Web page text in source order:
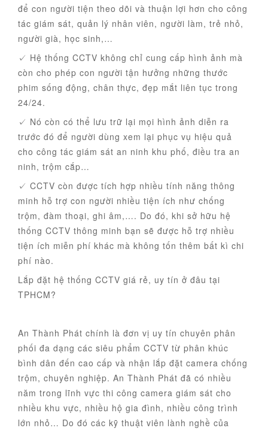
để con người tiện theo dõi và thuận lợi hơn cho công
tác giám sát, quản lý nhân viên, người làm, trẻ nhỏ,
người già, học sinh,…
✓ Hệ thống CCTV không chỉ cung cấp hình ảnh mà
còn cho phép con người tận hưởng những thước
phim sống động, chân thực, đẹp mắt liên tục trong
24/24.
✓ Nó còn có thể lưu trữ lại mọi hình ảnh diễn ra
trước đó để người dùng xem lại phục vụ hiệu quả
cho công tác giám sát an ninh khu phố, điều tra an
ninh, trộm cắp…
✓ CCTV còn được tích hợp nhiều tính năng thông
minh hỗ trợ con người nhiều tiện ích như chống
trộm, đàm thoại, ghi âm,…. Do đó, khi sở hữu hệ
thống CCTV thông minh bạn sẽ được hỗ trợ nhiều
tiện ích miễn phí khác mà không tốn thêm bất kì chi
phí nào.
Lắp đặt hệ thống CCTV giá rẻ, uy tín ở đâu tại
TPHCM?
An Thành Phát chính là đơn vị uy tín chuyên phân
phối đa dạng các siêu phẩm CCTV từ phân khúc
bình dân đến cao cấp và nhận lắp đặt camera chống
trộm, chuyên nghiệp. An Thành Phát đã có nhiều
năm trong lĩnh vực thi công camera giám sát cho
nhiều khu vực, nhiều hộ gia đình, nhiều công trình
lớn nhỏ… Do đó các kỹ thuật viên lành nghề của